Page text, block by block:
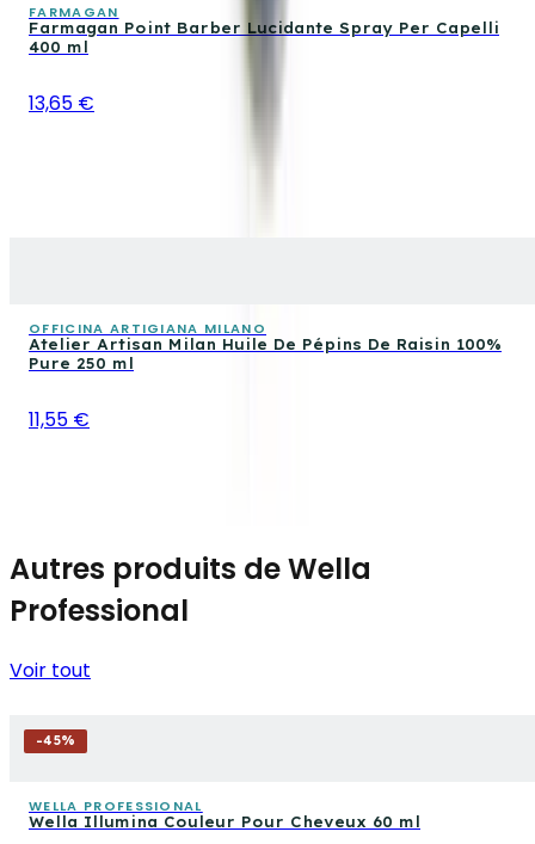
FARMAGAN
Farmagan Point Barber Lucidante Spray Per Capelli
400 ml
13,65 €
OFFICINA ARTIGIANA MILANO
Atelier Artisan Milan Huile De Pépins De Raisin 100%
Pure 250 ml
11,55 €
Autres produits de Wella
Professional
Voir tout
-45%
WELLA PROFESSIONAL
Wella Illumina Couleur Pour Cheveux 60 ml